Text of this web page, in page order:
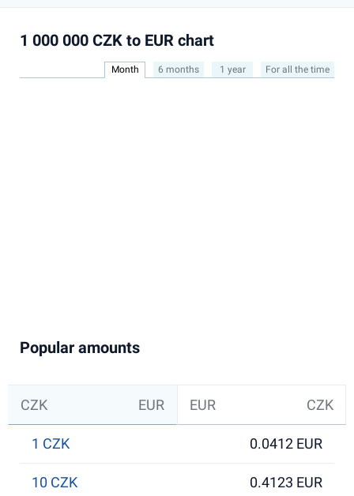
1 000 000 CZK to EUR chart
Month 6 months 1 year For all the time
Popular amounts
CZK EUR EUR CZK
1 CZK 0.0412 EUR
10 CZK 0.4123 EUR